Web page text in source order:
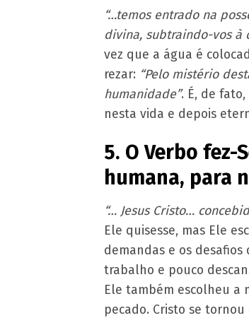
“…temos entrado na
divina, subtraindo-vos à
vez que a água é
rezar: “Pelo mistério
humanidade”. É, de
nesta vida e depois
5. O Verbo
humana, para
“… Jesus Cristo…
Ele quisesse, mas Ele
demandas e os
trabalho e pouco
Ele também escolheu a
pecado. Cristo se